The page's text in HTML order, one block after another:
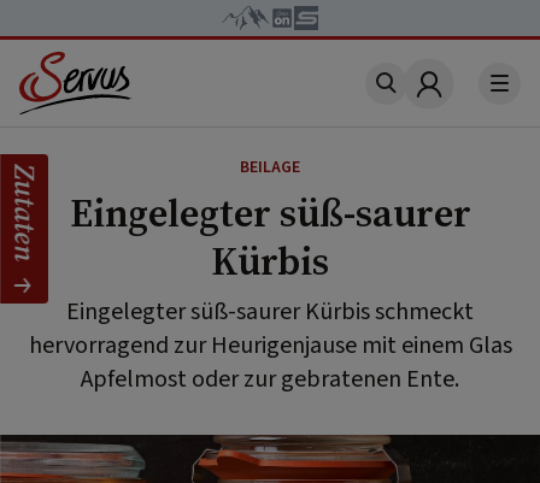
Account
BEILAGE
Eingelegter süß-saurer
Kürbis
Eingelegter süß-saurer Kürbis schmeckt
hervorragend zur Heurigenjause mit einem Glas
Apfelmost oder zur gebratenen Ente.
Zutaten